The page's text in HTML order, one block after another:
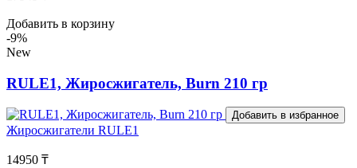
Добавить в корзину
-9%
New
RULE1, Жиросжигатель, Burn 210 гр
Добавить в избранное
Жиросжигатели RULE1
14950 ₸